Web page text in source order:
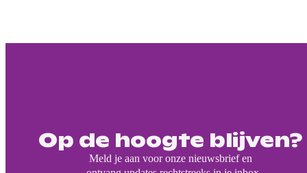
Op de hoogte blijven?
Meld je aan voor onze nieuwsbrief en